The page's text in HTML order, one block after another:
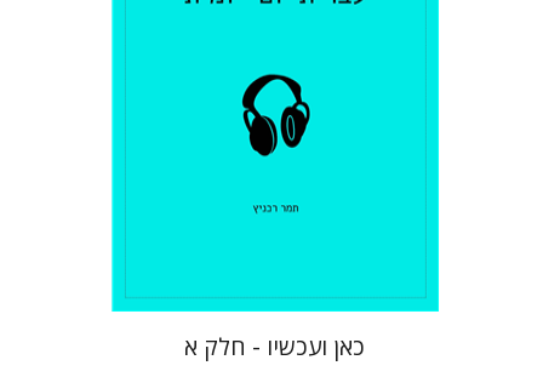
כאן ועכשיו - חלק א